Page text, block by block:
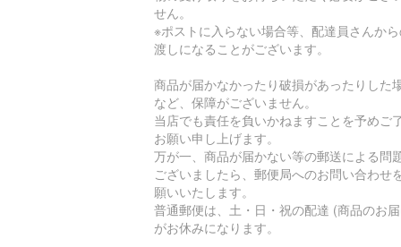
せん。
※ポストに入らない場合等、配達員さんか
渡しになることがございます。
商品が届かなかったり破損があったりした
など、保障がございません。
当店でも責任を負いかねますことを予めご
お願い申し上げます。
万が一、商品が届かない等の郵送による問
ございましたら、郵便局へのお問い合わせ
願いいたします。
普通郵便は、土・日・祝の配達 (商品のお
がお休みになります。